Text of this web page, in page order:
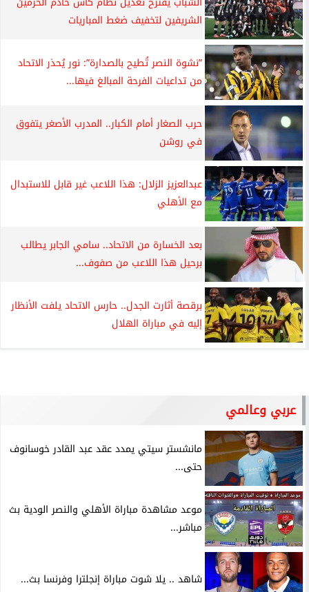
الشريفين لتخفيف ضغط المباريات
”نشوة النصر تُطيح بالصدارة”: نور يُحذر الاتحاد
من تداعيات الفرحة المبالغ فيها...
حرب الصغار أمام الكبار.. المدرب الأصغر يتفوق
في روشن
عبدالعزيز الزلال: هذا اللاعب غير قابل للاستبدال
مع الأهلي
بعد الخسارة من الاتحاد.. سامي الجابر يطالب
برحيل هذا اللاعب من صفوف...
برقصة أثارت الجدل.. حارس الاتحاد يلفت الأنظار
إليه في مباراة الهلال
عربي وعالمي
مانشستر سيتي يمدد عقد عبد القادر خوسانوف
حتى...
موعد مشاهدة مباراة الأهلي والنصر الودية بث
مباشر...
شاهد .. يلا شوت مباراة إنجلترا وفرنسا بث...